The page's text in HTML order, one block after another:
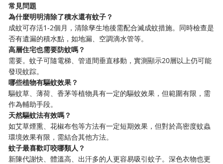
常見問題
為什麼明明清除了積水還有蚊子？
成蚊可存活1-2個月，清除孳生地後需配合滅成蚊措施。同時檢查是
否有遺漏的積水點，如地漏、空調滴水管等。
高層住宅也需要防蚊嗎？
需要。蚊子可隨電梯、管道間垂直移動，實測顯示20層以上仍可能
發現蚊踪。
哪些植物有驅蚊效果？
驅蚊草、薄荷、香茅等植物具有一定的驅蚊效果，但範圍有限，需
作為輔助手段。
天然驅蚊法有效嗎？
如艾草煙熏、花椒布包等方法有一定短期效果，但對於高密度蚊蟲
環境效果有限，需結合其他方法。
蚊子最喜歡叮咬哪類人？
新陳代謝快、體溫高、出汗多的人更容易吸引蚊子。深色衣物也更